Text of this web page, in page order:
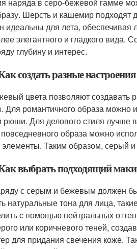
Шерсть и кашемир
идеальны для лета, обеспечивая
элегантного и гладкого вида.
глубину и интерес.
создать разные
цвета позволяют создавать
Для романтичного образа можно
рюши. Для делового стиля лучше
образа можно
Таким образом, серый
выбрать подходящий
с серым и бежевым должен
натуральные тона для лица,
с помощью нейтральных
или коричневого теней,
для придания свечения коже.